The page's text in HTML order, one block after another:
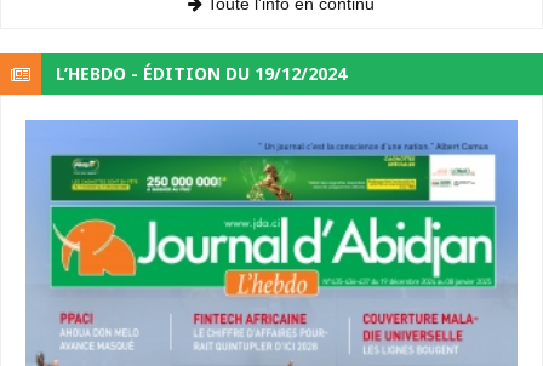
Toute l'info en continu
L’HEBDO - ÉDITION DU 19/12/2024